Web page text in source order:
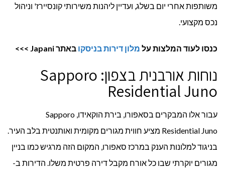
משותפות אחרי יום בשלג, ועדיין ליהנות משירותי קונסיירז' וניהול
נכס מקצועי.
כנסו לעוד המלצות על מלון דירות בניסקו באתרJapani
>>>
נוחות אורבנית בצפון: Sapporo
Residential Juno
עבור אלו המבקרים בסאפורו, בירת הוקאידו, Sapporo
Residential Juno מציע חווית מגורים מקומית ואותנטית בלב העיר.
בניגוד למלונות הענק במרכז סאפורו, המקום הזה מרגיש כמו בניין
מגורים יוקרתי שבו כל אורח מקבל דירה פרטית משלו. הדירות ב-